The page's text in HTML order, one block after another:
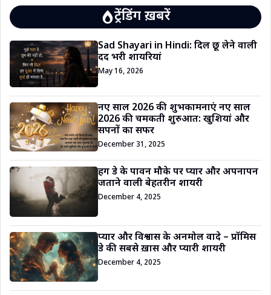
ट्रेंडिंग ख़बरें
Sad Shayari in Hindi: दिल छू लेने वाली
दर्द भरी शायरियां
May 16, 2026
नए साल 2026 की शुभकामनाएं नए साल
2026 की चमकती शुरुआत: खुशियां और
सपनों का सफर
December 31, 2025
हग डे के पावन मौके पर प्यार और अपनापन
जताने वाली बेहतरीन शायरी
December 4, 2025
प्यार और विश्वास के अनमोल वादे – प्रॉमिस
डे की सबसे ख़ास और प्यारी शायरी
December 4, 2025